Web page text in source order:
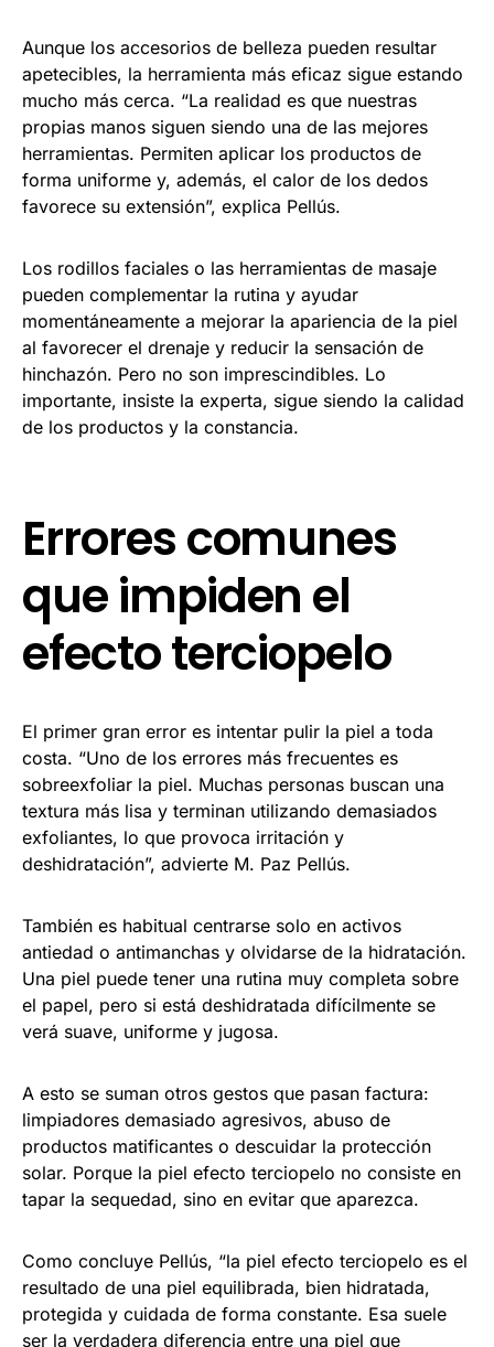
Aunque los accesorios de belleza pueden resultar
apetecibles, la herramienta más eficaz sigue estando
mucho más cerca. “La realidad es que nuestras
propias manos siguen siendo una de las mejores
herramientas. Permiten aplicar los productos de
forma uniforme y, además, el calor de los dedos
favorece su extensión”, explica Pellús.
Los rodillos faciales o las herramientas de masaje
pueden complementar la rutina y ayudar
momentáneamente a mejorar la apariencia de la piel
al favorecer el drenaje y reducir la sensación de
hinchazón. Pero no son imprescindibles. Lo
importante, insiste la experta, sigue siendo la calidad
de los productos y la constancia.
Errores comunes
que impiden el
efecto terciopelo
El primer gran error es intentar pulir la piel a toda
costa. “Uno de los errores más frecuentes es
sobreexfoliar la piel. Muchas personas buscan una
textura más lisa y terminan utilizando demasiados
exfoliantes, lo que provoca irritación y
deshidratación”, advierte M. Paz Pellús.
También es habitual centrarse solo en activos
antiedad o antimanchas y olvidarse de la hidratación.
Una piel puede tener una rutina muy completa sobre
el papel, pero si está deshidratada difícilmente se
verá suave, uniforme y jugosa.
A esto se suman otros gestos que pasan factura:
limpiadores demasiado agresivos, abuso de
productos matificantes o descuidar la protección
solar. Porque la piel efecto terciopelo no consiste en
tapar la sequedad, sino en evitar que aparezca.
Como concluye Pellús, “la piel efecto terciopelo es el
resultado de una piel equilibrada, bien hidratada,
protegida y cuidada de forma constante. Esa suele
ser la verdadera diferencia entre una piel que